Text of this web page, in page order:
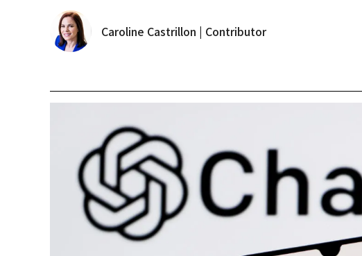
Caroline Castrillon | Contributor